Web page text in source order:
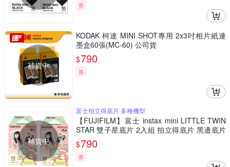
券
補貨中
KODAK 柯達 MINI SHOT專用 2x3吋相片紙連
墨盒60張(MC-60) 公司貨
$790
券
補貨中
富士拍立得底片 多種機型
【FUJIFILM】富士 instax mini LITTLE TWIN
STAR 雙子星底片 2入組 拍立得底片 黑邊底片
富士即可拍 相機底片
$790
券